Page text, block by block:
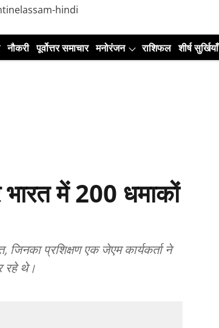
नौकरी पूर्वोत्तर समाचार मनोरंजन राशिफल शीर्ष सुर्खियाँ
में 200 धमाकों
प्रशिक्षण एक जेएम कार्यकर्ता ने
रहे थे।